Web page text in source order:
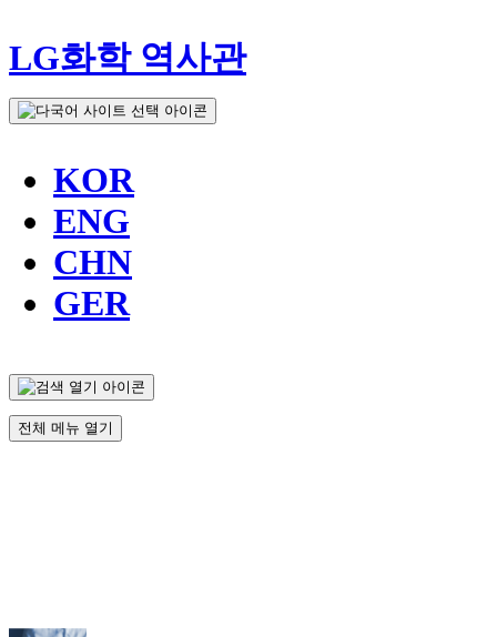
LG화학 역사관
KOR
ENG
CHN
GER
전체 메뉴 열기